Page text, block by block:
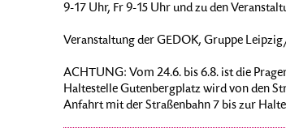
9-17 Uhr, Fr 9-15 Uhr und zu den
Veranstaltung der GEDOK, Gruppe
ACHTUNG: Vom 24.6. bis 6.8. ist die
Haltestelle Gutenbergplatz wird von den
Anfahrt mit der Straßenbahn 7 bis zur